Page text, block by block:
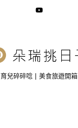
育兒碎碎唸 | 美食旅遊開箱